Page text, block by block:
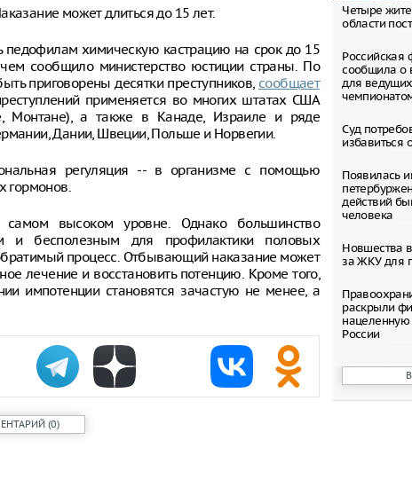
может длиться до 15 лет.
химическую кастрацию на срок до 15
сообщило министерство юстиции страны. По
приговорены десятки преступников, сообщает
применяется во многих штатах США
Монтане), а также в Канаде, Израиле и ряде
Дании, Швеции, Польше и Норвегии.
регуляция -- в организме с помощью
гормонов.
высоком уровне. Однако большинство
и бесполезным для профилактики половых
процесс. Отбывающий наказание может
лечение и восстановить потенцию. Кроме того,
импотенции становятся зачастую не менее, а
(0)
Четыре
области
Российская
сообщила о
для
Суд
избавиться
Появилась
действий
человека
Новшества
за ЖКУ для
раскрыли
нацеленную
России
Северные